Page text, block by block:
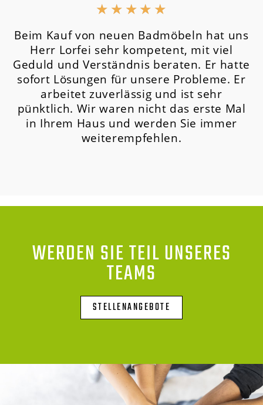
★ ★ ★ ★ ★
Beim Kauf von neuen Badmöbeln hat uns
Herr Lorfei sehr kompetent, mit viel
Geduld und Verständnis beraten. Er hatte
sofort Lösungen für unsere Probleme. Er
arbeitet zuverlässig und ist sehr
pünktlich. Wir waren nicht das erste Mal
in Ihrem Haus und werden Sie immer
weiterempfehlen.
WERDEN SIE TEIL UNSERES
TEAMS
STELLENANGEBOTE